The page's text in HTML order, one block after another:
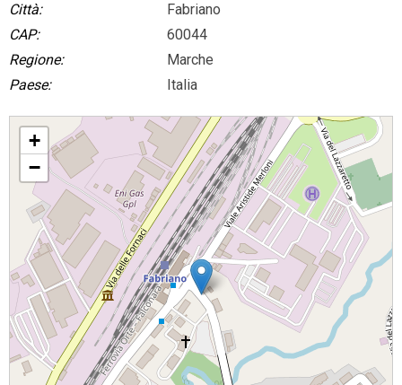
Città:
Fabriano
CAP:
60044
Regione:
Marche
Paese:
Italia
CHIESA DI S. NICOLO VESCOVO IN COCCORE
+
−